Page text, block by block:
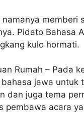
memberi
Pidato Bahasa
kulo hormati.
Rumah – Pada
jawa untuk
dan juga tema
pembawa acara